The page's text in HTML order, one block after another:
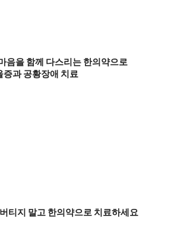
음을 함께 다스리는 한의약으로
증과 공황장애 치료
티지 말고 한의약으로 치료하세요